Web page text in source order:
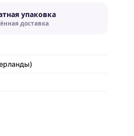
упаковка
доставка